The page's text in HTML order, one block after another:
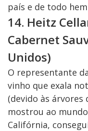
país e de todo
14. Heitz
Cabernet
Unidos)
O representante
vinho que exala
(devido às árvores
mostrou ao
Califórnia,